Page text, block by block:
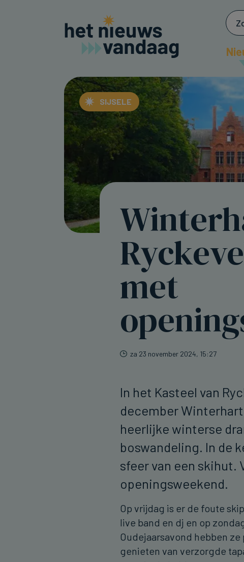
SIJSELE
met
za 23 november 2024, 15:27
In het Kasteel van
december
heerlijke winterse
boswandeling. In de
sfeer van een skihut.
openingsweekend.
Op vrijdag is er de foute
live band en dj en op
Oudejaarsavond hebben
genieten van verzorgde